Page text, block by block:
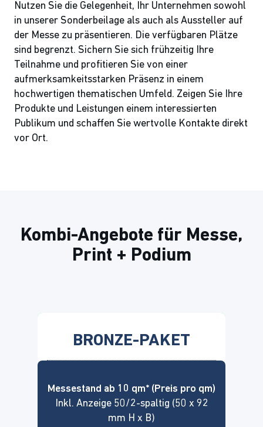
Nutzen Sie die Gelegenheit, Ihr Unternehmen sowohl
in unserer Sonderbeilage als auch als Aussteller auf
der Messe zu präsentieren. Die verfügbaren Plätze
sind begrenzt. Sichern Sie sich frühzeitig Ihre
Teilnahme und profitieren Sie von einer
aufmerksamkeitsstarken Präsenz in einem
hochwertigen thematischen Umfeld. Zeigen Sie Ihre
Produkte und Leistungen einem interessierten
Publikum und schaffen Sie wertvolle Kontakte direkt
vor Ort.
Kombi-Angebote für Messe,
Print + Podium
BRONZE-PAKET
Messestand ab 10 qm* (Preis pro qm)
Inkl. Anzeige 50/2-spaltig (50 x 92
mm H x B)